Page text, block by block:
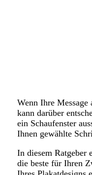
Wenn Ihre
kann darüber
ein Schaufenster
Ihnen gewählte
In diesem Ratgeber
die beste für Ihren